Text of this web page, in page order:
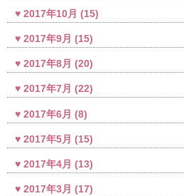
2017年10月 (15)
2017年9月 (15)
2017年8月 (20)
2017年7月 (22)
2017年6月 (8)
2017年5月 (15)
2017年4月 (13)
2017年3月 (17)